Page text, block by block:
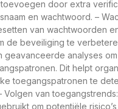
door extra
en wachtwoord. –
van wachtwoorden
de beveiliging te
geavanceerde analyses
Dit helpt
toegangspatronen te
van
om potentiële